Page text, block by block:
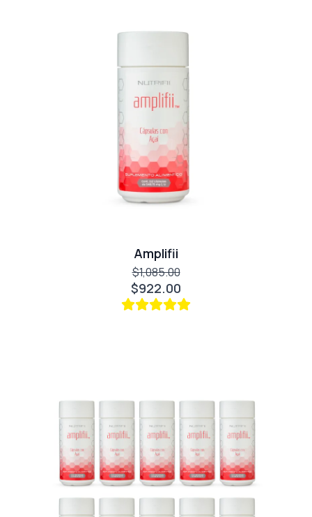
Amplifii
$1,085.00
$922.00